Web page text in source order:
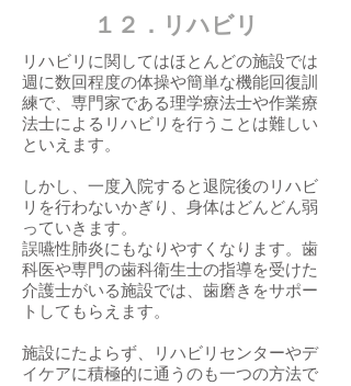
​１２．リハビリ
リハビリに関してはほとんどの施設では
週に数回程度の体操や簡単な機能回復訓
練で、専門家である理学療法士や作業療
法士によるリハビリを行うことは難しい
といえます。
しかし、一度入院すると退院後のリハビ
リを行わないかぎり、身体はどんどん弱
っていきます。
誤嚥性肺炎にもなりやすくなります。歯
科医や専門の歯科衛生士の指導を受けた
介護士がいる施設では、歯磨きをサポー
トしてもらえます。
施設にたよらず、リハビリセンターやデ
イケアに積極的に通うのも一つの方法で